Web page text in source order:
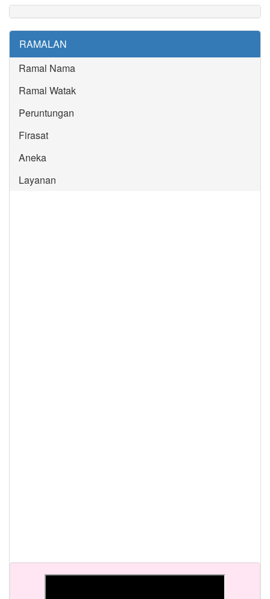
RAMALAN
Ramal Nama
Ramal Watak
Peruntungan
Firasat
Aneka
Layanan